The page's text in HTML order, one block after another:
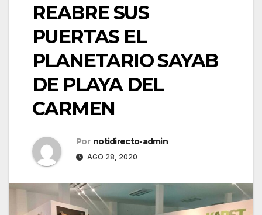
REABRE SUS
PUERTAS EL
PLANETARIO SAYAB
DE PLAYA DEL
CARMEN
Por notidirecto-admin
AGO 28, 2020